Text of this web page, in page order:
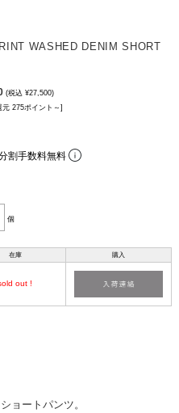
WASHED DENIM SHORT
(税込 ¥27,500)
元 275ポイント～]
割手数料無料
個
在庫 購入
out !
ョートパンツ。